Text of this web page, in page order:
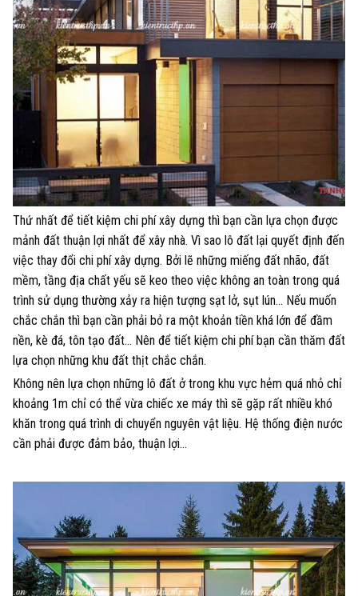
Thứ nhất để tiết kiệm chi phí xây dựng thì bạn cần lựa chọn được
mảnh đất thuận lợi nhất để xây nhà. Vì sao lô đất lại quyết định đến
việc thay đổi chi phí xây dựng. Bởi lẽ những miếng đất nhão, đất
mềm, tầng địa chất yếu sẽ keo theo việc không an toàn trong quá
trình sử dụng thường xảy ra hiện tượng sạt lở, sụt lún… Nếu muốn
chắc chắn thì bạn cần phải bỏ ra một khoản tiền khá lớn để đầm
nền, kè đá, tôn tạo đất… Nên để tiết kiệm chi phí bạn cần thăm đất
lựa chọn những khu đất thịt chắc chắn.
Không nên lựa chọn những lô đất ở trong khu vực hẻm quá nhỏ chỉ
khoảng 1m chỉ có thể vừa chiếc xe máy thì sẽ gặp rất nhiều khó
khăn trong quá trình di chuyển nguyên vật liệu. Hệ thống điện nước
cần phải được đảm bảo, thuận lợi…